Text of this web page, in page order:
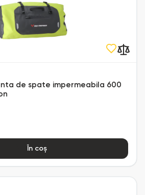
de spate impermeabila 600
În coș